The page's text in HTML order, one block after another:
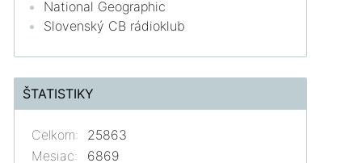
National Geographic
Slovenský CB rádioklub
ŠTATISTIKY
Celkom:
25863
Mesiac:
6869